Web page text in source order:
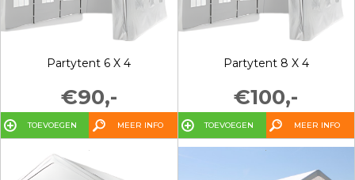
Partytent 6 X 4
€90,-
TOEVOEGEN MEER INFO
Partytent 8 X 4
€100,-
TOEVOEGEN MEER INFO